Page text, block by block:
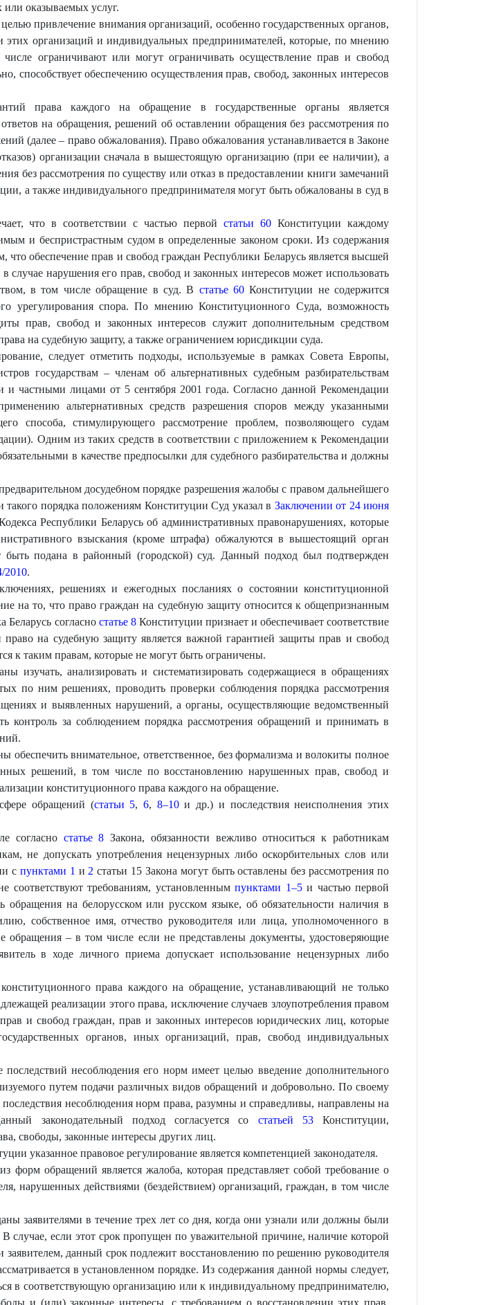
оказываемых услуг.
привлечение внимания организаций, особенно государственных органов,
этих организаций и индивидуальных предпринимателей, которые, по мнению
ограничивают или могут ограничивать осуществление прав и свобод
способствует обеспечению осуществления прав, свобод, законных интересов
права каждого на обращение в государственные органы является
на обращения, решений об оставлении обращения без рассмотрения по
(далее – право обжалования). Право обжалования устанавливается в Законе
организации сначала в вышестоящую организацию (при ее наличии), а
без рассмотрения по существу или отказ в предоставлении книги замечаний
а также индивидуального предпринимателя могут быть обжалованы в суд в
что в соответствии с частью первойстатьи 60 Конституции каждому
и беспристрастным судом в определенные законом сроки. Из содержания
обеспечение прав и свобод граждан Республики Беларусь является высшей
случае нарушения его прав, свобод и законных интересов может использовать
в том числе обращение в суд. В статье 60Конституции не содержится
урегулирования спора. По мнению Конституционного Суда, возможность
прав, свобод и законных интересов служит дополнительным средством
на судебную защиту, а также ограничением юрисдикции суда.
следует отметить подходы, используемые в рамках Совета Европы,
государствам – членам об альтернативных судебным разбирательствам
частными лицами от 5 сентября 2001 года. Согласно данной Рекомендации
альтернативных средств разрешения споров между указанными
способа, стимулирующего рассмотрение проблем, позволяющего судам
Одним из таких средств в соответствии с приложением к Рекомендации
в качестве предпосылки для судебного разбирательства и должны
досудебном порядке разрешения жалобы с правом дальнейшего
порядка положениям Конституции Суд указал в Заключении от 24 июня
Республики Беларусь об административных правонарушениях, которые
взыскания (кроме штрафа) обжалуются в вышестоящий орган
подана в районный (городской) суд. Данный подход был подтвержден
2010.
решениях и ежегодных посланиях о состоянии конституционной
на то, что право граждан на судебную защиту относится к общепризнанным
Беларусь согласно статье 8Конституции признает и обеспечивает соответствие
право на судебную защиту является важной гарантией защиты прав и свобод
к таким правам, которые не могут быть ограничены.
изучать, анализировать и систематизировать содержащиеся в обращениях
по ним решениях, проводить проверки соблюдения порядка рассмотрения
и выявленных нарушений, а органы, осуществляющие ведомственный
контроль за соблюдением порядка рассмотрения обращений и принимать в
внимательное, ответственное, без формализма и волокиты полное
решений, в том числе по восстановлению нарушенных прав, свобод и
конституционного права каждого на обращение.
обращений (статьи 5, 6, 8–10и др.) и последствия неисполнения этих
согласно статье 8 Закона, обязанности вежливо относиться к работникам
не допускать употребления нецензурных либо оскорбительных слов или
с пунктами 1 и 2 статьи 15 Закона могут быть оставлены без рассмотрения по
соответствуют требованиям, установленнымпунктами 1–5и частью первой
обращения на белорусском или русском языке, об обязательности наличия в
собственное имя, отчество руководителя или лица, уполномоченного в
обращения – в том числе если не представлены документы, удостоверяющие
в ходе личного приема допускает использование нецензурных либо
права каждого на обращение, устанавливающий не только
реализации этого права, исключение случаев злоупотребления правом
и свобод граждан, прав и законных интересов юридических лиц, которые
органов, иных организаций, прав, свобод индивидуальных
несоблюдения его норм имеет целью введение дополнительного
путем подачи различных видов обращений и добровольно. По своему
несоблюдения норм права, разумны и справедливы, направлены на
законодательный подход согласуется со статьей 53Конституции,
свободы, законные интересы других лиц.
указанное правовое регулирование является компетенцией законодателя.
форм обращений является жалоба, которая представляет собой требование о
нарушенных действиями (бездействием) организаций, граждан, в том числе
заявителями в течение трех лет со дня, когда они узнали или должны были
случае, если этот срок пропущен по уважительной причине, наличие которой
данный срок подлежит восстановлению по решению руководителя
в установленном порядке. Из содержания данной нормы следует,
в соответствующую организацию или к индивидуальному предпринимателю,
и (или) законные интересы, с требованием о восстановлении этих прав,